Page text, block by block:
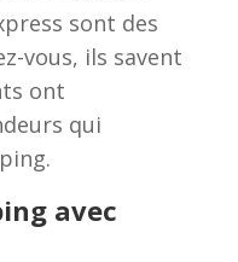
sont des
vous, ils savent
ont
qui
avec